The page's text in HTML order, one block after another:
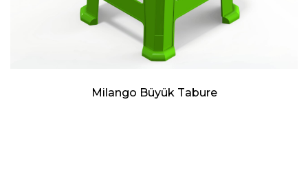
Milango Büyük Tabure